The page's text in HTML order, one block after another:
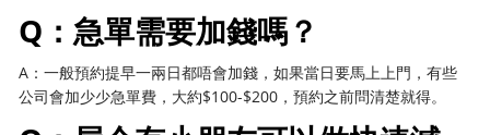
Q：急單需要加錢嗎？
A：一般預約提早一兩日都唔會加錢，如果當日要馬上上門，有些
公司會加少少急單費，大約$100-$200，預約之前問清楚就得。